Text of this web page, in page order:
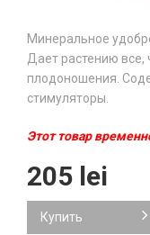
Минеральное
Дает растению все,
плодоношения.
стимуляторы.
Этот товар
205 lei
Купить